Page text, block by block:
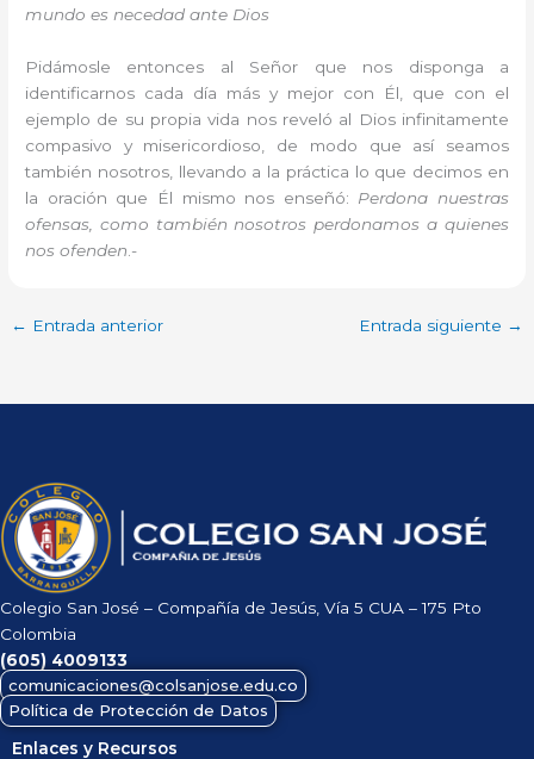
mundo es necedad ante Dios
Pidámosle entonces al Señor que nos disponga a
identificarnos cada día más y mejor con Él, que con el
ejemplo de su propia vida nos reveló al Dios infinitamente
compasivo y misericordioso, de modo que así seamos
también nosotros, llevando a la práctica lo que decimos en
la oración que Él mismo nos enseñó: Perdona nuestras
ofensas, como también nosotros perdonamos a quienes
nos ofenden.-
← Entrada anterior Entrada siguiente →
Colegio San José – Compañía de Jesús, Vía 5 CUA – 175 Pto
Colombia
(605) 4009133
comunicaciones@colsanjose.edu.co
Política de Protección de Datos
Enlaces y Recursos